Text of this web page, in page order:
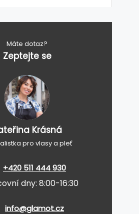
Máte dotaz?
Zeptejte se
Krásná
pro vlasy a pleť
+420 511 444 930
dny: 8:00-16:30
info@glamot.cz